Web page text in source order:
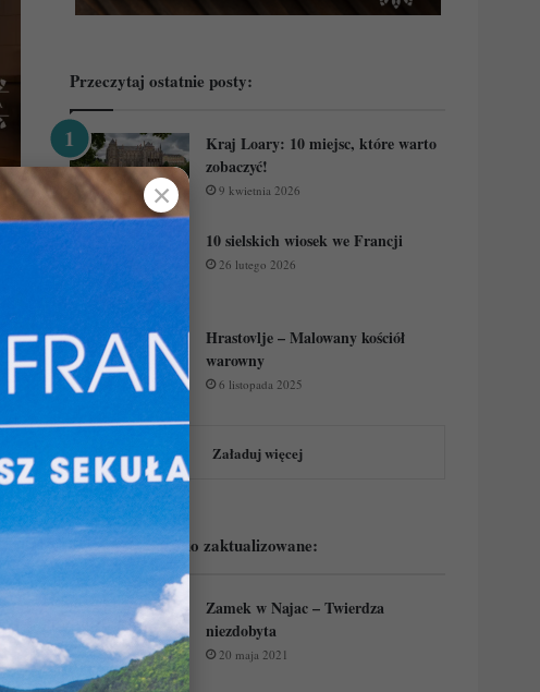
Przeczytaj ostatnie posty:
Kraj Loary: 10 miejsc, które warto
zobaczyć!
9 kwietnia 2026
10 sielskich wiosek we Francji
26 lutego 2026
Hrastovlje – Malowany kościół
warowny
6 listopada 2025
Załaduj więcej
Podejrzyj ostatnio zaktualizowane:
Zamek w Najac – Twierdza
niezdobyta
20 maja 2021
✕